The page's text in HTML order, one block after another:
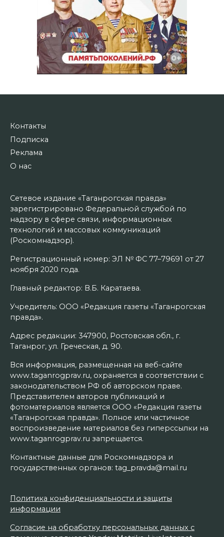
Контакты
Подписка
Реклама
О нас
Сетевое издание «Таганрогская правда»
зарегистрировано Федеральной службой по
надзору в сфере связи, информационных
технологий и массовых коммуникаций
(Роскомнадзор).
Регистрационный номер: ЭЛ № ФС 77–79691 от 27
ноября 2020 года.
Главный редактор: В.Б. Каратаева.
Учредитель: ООО «Редакция газеты «Таганрогская
правда».
Адрес редакции: 347900, Ростовская обл., г.
Таганрог, ул. Греческая, д. 90.
Вся информация, размещенная на веб-сайте
www.taganrogprav.ru, охраняется в соответствии с
законодательством РФ об авторском праве.
Представителем авторов публикаций и
фотоматериалов является ООО «Редакция газеты
«Таганрогская правда». Полное или частичное
воспроизведение материалов без гиперссылки на
www.taganrogprav.ru запрещается.
Контактные данные для Роскомнадзора и
государственных органов: tag_pravda@mail.ru
Политика конфиденциальности и защиты
информации
Согласие на обработку персональных данных с